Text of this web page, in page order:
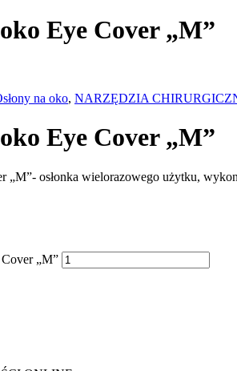
Eye Cover „M”
na oko, NARZĘDZIA
Eye Cover „M”
„M”- osłonka wielorazowego użytku,
„M”